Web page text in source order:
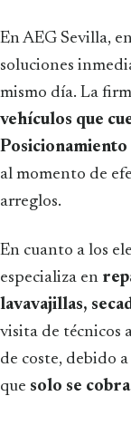
En AEG Sevilla,
soluciones
mismo día. La
vehículos que
Posicionamiento
al momento de
arreglos.
En cuanto a los
especializa en
lavavajillas,
visita de técnicos
de coste, debido
que solo se